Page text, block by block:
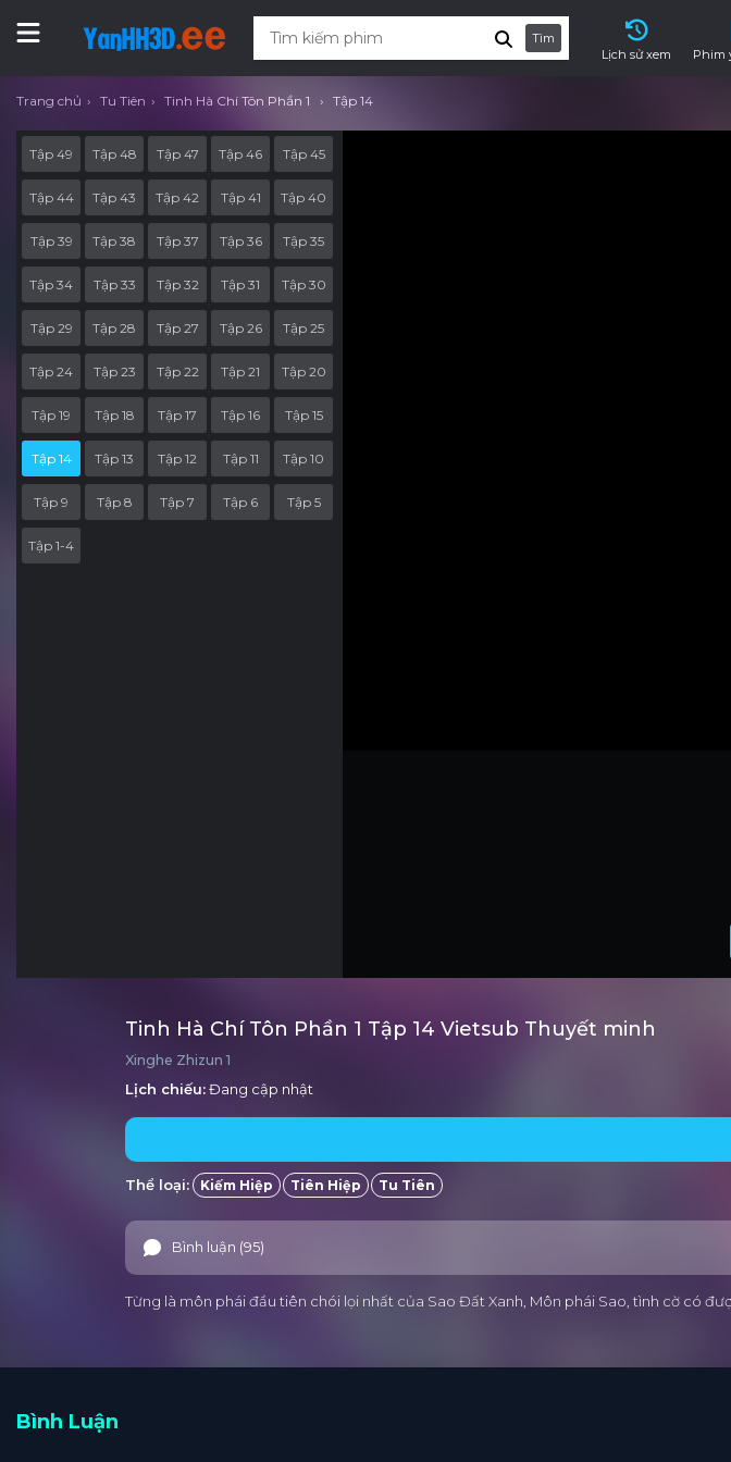
Tìm
Lịch sử xem
Phim
Trang chủ Tu Tiên Tinh Hà Chí Tôn Phần 1 Tập 14
Tập 49 Tập 48 Tập 47 Tập 46 Tập 45
Tập 44 Tập 43 Tập 42 Tập 41 Tập 40
Tập 39 Tập 38 Tập 37 Tập 36 Tập 35
Tập 34 Tập 33 Tập 32 Tập 31 Tập 30
Tập 29 Tập 28 Tập 27 Tập 26 Tập 25
Tập 24 Tập 23 Tập 22 Tập 21 Tập 20
Tập 19 Tập 18 Tập 17 Tập 16 Tập 15
Tập 14 Tập 13 Tập 12 Tập 11 Tập 10
Tập 9 Tập 8 Tập 7 Tập 6 Tập 5
Tập 1-4
Tinh Hà Chí Tôn Phần 1 Tập 14 Vietsub Thuyết minh
Xinghe Zhizun 1
Lịch chiếu:Đang cập nhật
Thể loại: Kiếm Hiệp Tiên Hiệp Tu Tiên
Bình luận (95)
Từng là môn phái đầu tiên chói lọi nhất của Sao Đất Xanh, Môn phái Sao, tình cờ có
Bình Luận